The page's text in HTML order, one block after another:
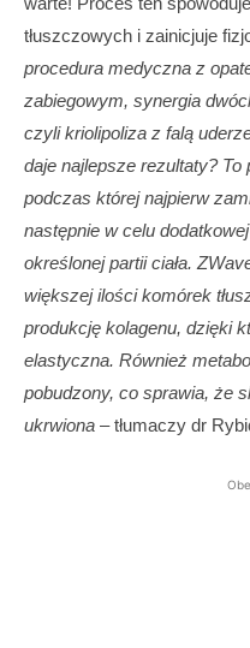
tłuszczowych i zainicjuje
procedura medyczna z
zabiegowym, synergia
czyli kriolipoliza z falą
daje najlepsze rezultaty?
podczas której najpierw
następnie w celu
określonej partii ciała.
większej ilości komórek
produkcję kolagenu, dzięki
elastyczna. Również
pobudzony, co sprawia, że
ukrwiona – tłumaczy dr